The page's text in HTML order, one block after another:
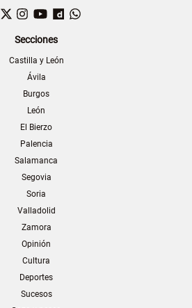
Facebook
TwitterInstagram
YouTubeDailymotion
Secciones
Castilla y León
Ávila
Burgos
León
El Bierzo
Palencia
Salamanca
Segovia
Soria
Valladolid
Zamora
Opinión
Cultura
Deportes
Sucesos